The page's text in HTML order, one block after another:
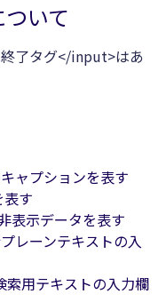
いて
了タグ</input>はあ
ャプションを表す
す
示データを表す
レーンテキストの入
用テキストの入力欄